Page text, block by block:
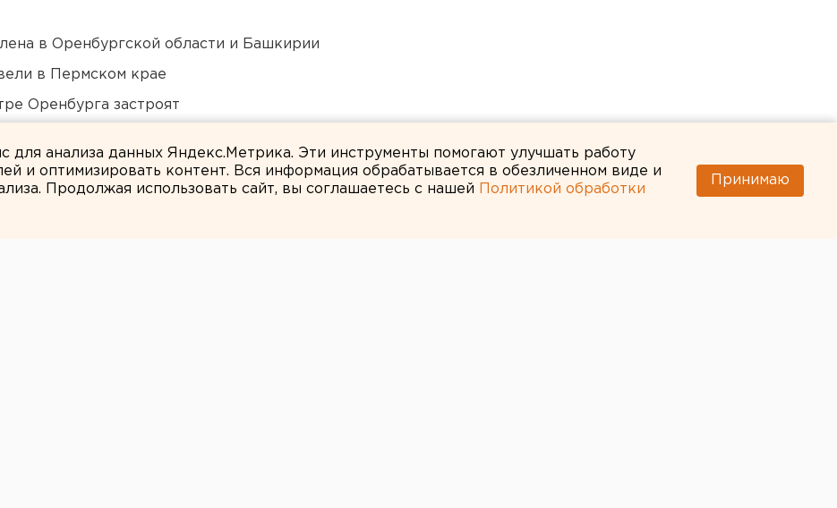
в Оренбургской области и Башкирии
в Пермском крае
Оренбурга застроят
для анализа данных Яндекс.Метрика. Эти инструменты помогают улучшать работу
и оптимизировать контент. Вся информация обрабатывается в обезличенном виде и
Продолжая использовать сайт, вы соглашаетесь с нашей
Политикой обработки
Принимаю